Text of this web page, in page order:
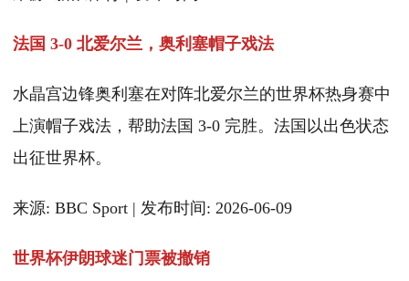
法国 3-0 北爱尔兰，奥利塞帽子戏法
水晶宫边锋奥利塞在对阵北爱尔兰的世界杯热身赛中
上演帽子戏法，帮助法国 3-0 完胜。法国以出色状态
出征世界杯。
来源: BBC Sport | 发布时间: 2026-06-09
世界杯伊朗球迷门票被撤销